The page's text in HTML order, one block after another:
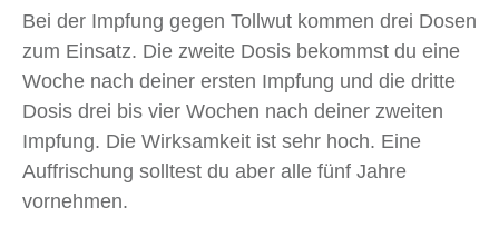
Bei der Impfung gegen Tollwut kommen drei Dosen
zum Einsatz. Die zweite Dosis bekommst du eine
Woche nach deiner ersten Impfung und die dritte
Dosis drei bis vier Wochen nach deiner zweiten
Impfung. Die Wirksamkeit ist sehr hoch. Eine
Auffrischung solltest du aber alle fünf Jahre
vornehmen.